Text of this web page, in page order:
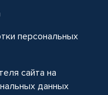
персональных
сайта на
данных